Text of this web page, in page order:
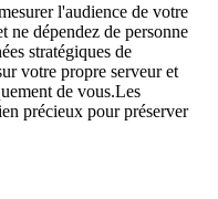
l'audience de votre
ne dépendez de personne
stratégiques de
votre propre serveur et
de vous.Les
précieux pour préserver